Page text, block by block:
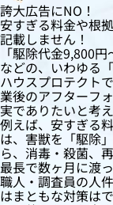
誇大広告にNO！
安すぎる料金や根
記載しません！
「駆除代金9,800
などの、いわゆる
ハウスプロテクト
業後のアフターフ
実でありたいと考
例えば、安すぎる
は、害獣を「駆除
ら、消毒・殺菌、
最長で数ヶ月に渡
職人・調査員の人
はまともな対策は